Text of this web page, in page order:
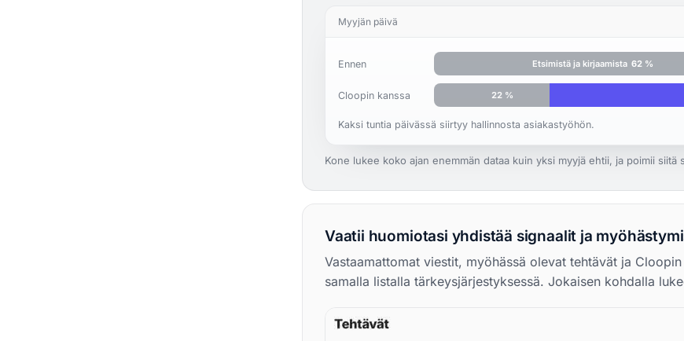
Myyjän päivä
Ennen Etsimistä ja kirjaamista 62 %
Cloopin kanssa 22 %
Kaksi tuntia päivässä siirtyy hallinnosta asiakastyöhön.
Kone lukee koko ajan enemmän dataa kuin yksi myyjä ehtii, ja poimii
Vaatii huomiotasi yhdistää signaalit ja
Vastaamattomat viestit, myöhässä olevat tehtävät ja
samalla listalla tärkeysjärjestyksessä. Jokaisen kohdalla